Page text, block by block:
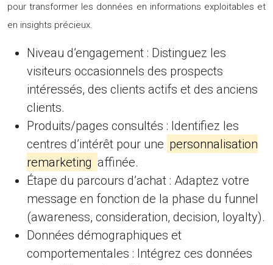
pour transformer les données en informations exploitables et
en insights précieux.
Niveau d’engagement : Distinguez les
visiteurs occasionnels des prospects
intéressés, des clients actifs et des anciens
clients.
Produits/pages consultés : Identifiez les
centres d’intérêt pour une personnalisation
remarketing affinée.
Étape du parcours d’achat : Adaptez votre
message en fonction de la phase du funnel
(awareness, consideration, decision, loyalty).
Données démographiques et
comportementales : Intégrez ces données